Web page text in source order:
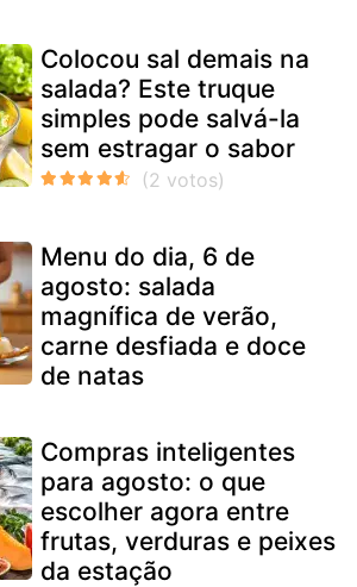
Colocou sal demais na
salada? Este truque
simples pode salvá-la
sem estragar o sabor
Menu do dia, 6 de
agosto: salada
magnífica de verão,
carne desfiada e doce
de natas
Compras inteligentes
para agosto: o que
escolher agora entre
frutas, verduras e peixes
da estação